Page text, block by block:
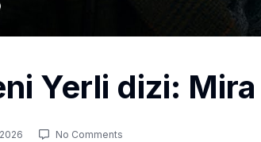
Yerli dizi: Mira
No Comments